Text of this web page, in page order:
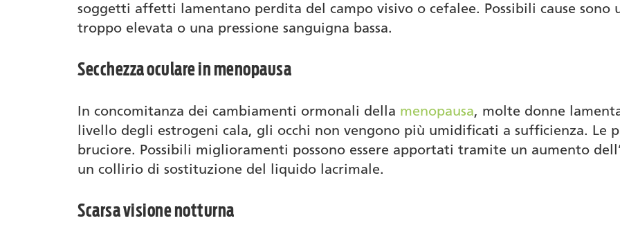
soggetti affetti lamentano perdita del campo visivo o cefalee. Possibili cause sono
troppo elevata o una pressione sanguigna bassa.
Secchezza oculare in menopausa
In concomitanza dei cambiamenti ormonali della menopausa, molte donne
livello degli estrogeni cala, gli occhi non vengono più umidificati a sufficienza.
bruciore. Possibili miglioramenti possono essere apportati tramite un aumento
un collirio di sostituzione del liquido lacrimale.
Scarsa visione notturna